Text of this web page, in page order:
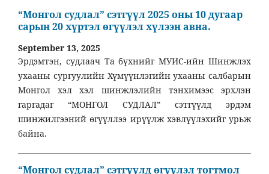
“Монгол судлал” сэтгүүл 2025 оны 10 дугаар
сарын 20 хүртэл өгүүлэл хүлээн авна.
September 13, 2025
Эрдэмтэн, судлаач Та бүхнийг МУИС-ийн Шинжлэх
ухааны сургуулийн Хүмүүнлэгийн ухааны салбарын
Монгол хэл хэл шинжлэлийн тэнхимээс эрхлэн
гаргадаг “МОНГОЛ СУДЛАЛ” сэтгүүлд эрдэм
шинжилгээний өгүүллээ ирүүлж хэвлүүлэхийг урьж
байна.
“Монгол судлал” сэтгүүлд өгүүлэл тогтмол